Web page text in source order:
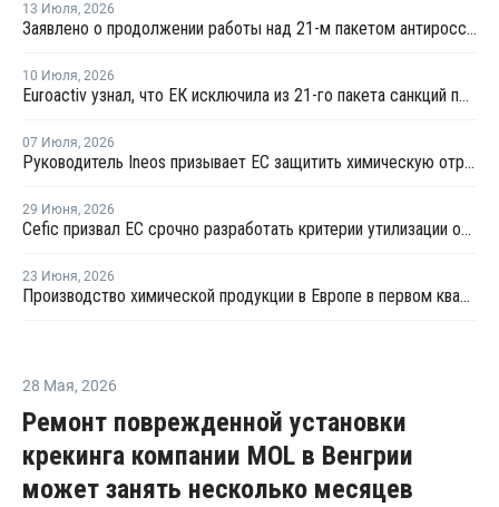
13 Июля, 2026
Заявлено о продолжении работы над 21-м пакетом антироссийских санкций
10 Июля, 2026
Euroactiv узнал, что ЕК исключила из 21-го пакета санкций против России
07 Июля, 2026
Руководитель Ineos призывает ЕС защитить химическую отрасль от китайского демпинга
29 Июня, 2026
Сefic призвал ЕС срочно разработать критерии утилизации отходов методом химпереработки
23 Июня, 2026
Производство химической продукции в Европе в первом квартале сократилось на 3,2% — Cefic
28 Мая, 2026
Ремонт поврежденной установки
крекинга компании MOL в Венгрии
может занять несколько месяцев